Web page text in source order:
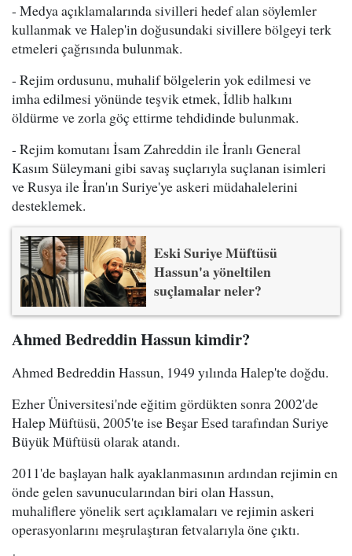
- Medya açıklamalarında sivilleri hedef alan söylemler
kullanmak ve Halep'in doğusundaki sivillere bölgeyi terk
etmeleri çağrısında bulunmak.
- Rejim ordusunu, muhalif bölgelerin yok edilmesi ve
imha edilmesi yönünde teşvik etmek, İdlib halkını
öldürme ve zorla göç ettirme tehdidinde bulunmak.
- Rejim komutanı İsam Zahreddin ile İranlı General
Kasım Süleymani gibi savaş suçlarıyla suçlanan isimleri
ve Rusya ile İran'ın Suriye'ye askeri müdahalelerini
desteklemek.
Eski Suriye Müftüsü
Hassun'a yöneltilen
suçlamalar neler?
Ahmed Bedreddin Hassun kimdir?
Ahmed Bedreddin Hassun, 1949 yılında Halep'te doğdu.
Ezher Üniversitesi'nde eğitim gördükten sonra 2002'de
Halep Müftüsü, 2005'te ise Beşar Esed tarafından Suriye
Büyük Müftüsü olarak atandı.
2011'de başlayan halk ayaklanmasının ardından rejimin en
önde gelen savunucularından biri olan Hassun,
muhaliflere yönelik sert açıklamaları ve rejimin askeri
operasyonlarını meşrulaştıran fetvalarıyla öne çıktı.